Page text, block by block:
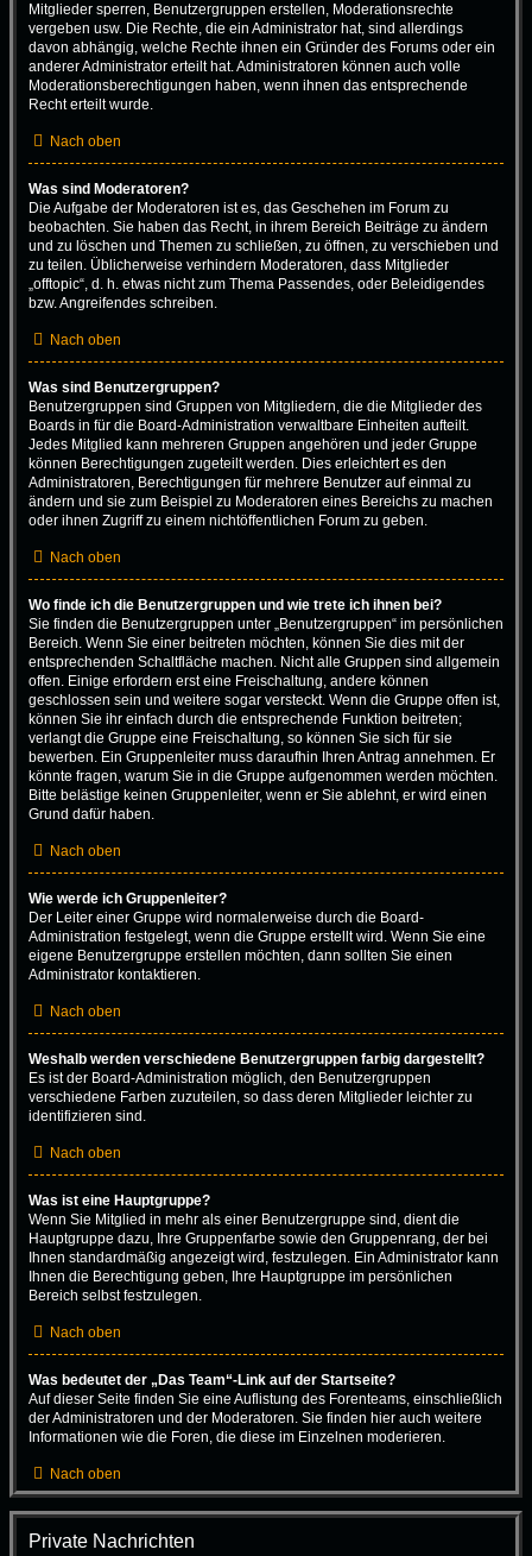
Mitglieder sperren, Benutzergruppen erstellen, Moderationsrechte
vergeben usw. Die Rechte, die ein Administrator hat, sind allerdings
davon abhängig, welche Rechte ihnen ein Gründer des Forums oder ein
anderer Administrator erteilt hat. Administratoren können auch volle
Moderationsberechtigungen haben, wenn ihnen das entsprechende
Recht erteilt wurde.
Nach oben
Was sind Moderatoren?
Die Aufgabe der Moderatoren ist es, das Geschehen im Forum zu
beobachten. Sie haben das Recht, in ihrem Bereich Beiträge zu ändern
und zu löschen und Themen zu schließen, zu öffnen, zu verschieben und
zu teilen. Üblicherweise verhindern Moderatoren, dass Mitglieder
„offtopic“, d. h. etwas nicht zum Thema Passendes, oder Beleidigendes
bzw. Angreifendes schreiben.
Nach oben
Was sind Benutzergruppen?
Benutzergruppen sind Gruppen von Mitgliedern, die die Mitglieder des
Boards in für die Board-Administration verwaltbare Einheiten aufteilt.
Jedes Mitglied kann mehreren Gruppen angehören und jeder Gruppe
können Berechtigungen zugeteilt werden. Dies erleichtert es den
Administratoren, Berechtigungen für mehrere Benutzer auf einmal zu
ändern und sie zum Beispiel zu Moderatoren eines Bereichs zu machen
oder ihnen Zugriff zu einem nichtöffentlichen Forum zu geben.
Nach oben
Wo finde ich die Benutzergruppen und wie trete ich ihnen bei?
Sie finden die Benutzergruppen unter „Benutzergruppen“ im persönlichen
Bereich. Wenn Sie einer beitreten möchten, können Sie dies mit der
entsprechenden Schaltfläche machen. Nicht alle Gruppen sind allgemein
offen. Einige erfordern erst eine Freischaltung, andere können
geschlossen sein und weitere sogar versteckt. Wenn die Gruppe offen ist,
können Sie ihr einfach durch die entsprechende Funktion beitreten;
verlangt die Gruppe eine Freischaltung, so können Sie sich für sie
bewerben. Ein Gruppenleiter muss daraufhin Ihren Antrag annehmen. Er
könnte fragen, warum Sie in die Gruppe aufgenommen werden möchten.
Bitte belästige keinen Gruppenleiter, wenn er Sie ablehnt, er wird einen
Grund dafür haben.
Nach oben
Wie werde ich Gruppenleiter?
Der Leiter einer Gruppe wird normalerweise durch die Board-
Administration festgelegt, wenn die Gruppe erstellt wird. Wenn Sie eine
eigene Benutzergruppe erstellen möchten, dann sollten Sie einen
Administrator kontaktieren.
Nach oben
Weshalb werden verschiedene Benutzergruppen farbig dargestellt?
Es ist der Board-Administration möglich, den Benutzergruppen
verschiedene Farben zuzuteilen, so dass deren Mitglieder leichter zu
identifizieren sind.
Nach oben
Was ist eine Hauptgruppe?
Wenn Sie Mitglied in mehr als einer Benutzergruppe sind, dient die
Hauptgruppe dazu, Ihre Gruppenfarbe sowie den Gruppenrang, der bei
Ihnen standardmäßig angezeigt wird, festzulegen. Ein Administrator kann
Ihnen die Berechtigung geben, Ihre Hauptgruppe im persönlichen
Bereich selbst festzulegen.
Nach oben
Was bedeutet der „Das Team“-Link auf der Startseite?
Auf dieser Seite finden Sie eine Auflistung des Forenteams, einschließlich
der Administratoren und der Moderatoren. Sie finden hier auch weitere
Informationen wie die Foren, die diese im Einzelnen moderieren.
Nach oben
Private Nachrichten